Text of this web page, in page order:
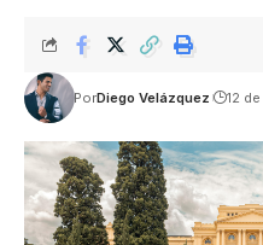
PorDiego Velázquez 12